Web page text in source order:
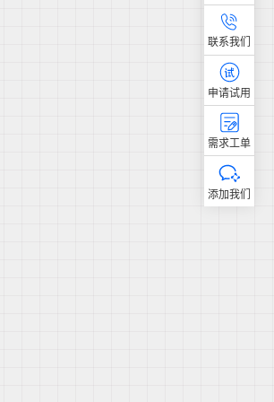
联系我们
申请试用
需求工单
添加我们